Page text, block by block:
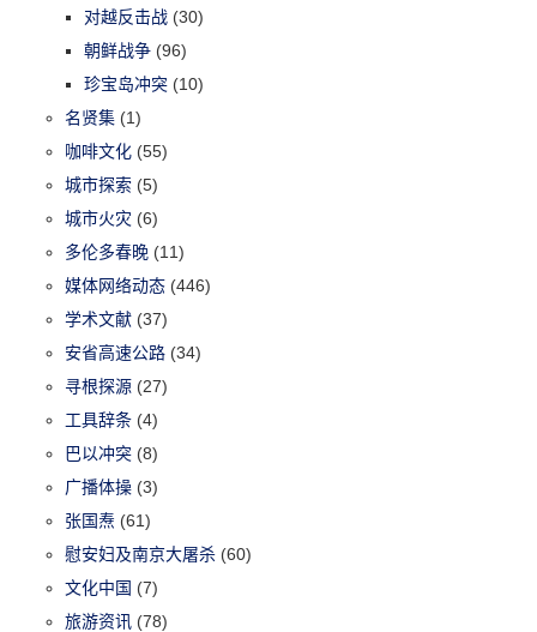
对越反击战 (30)
朝鲜战争 (96)
珍宝岛冲突 (10)
名贤集 (1)
咖啡文化 (55)
城市探索 (5)
城市火灾 (6)
多伦多春晚 (11)
媒体网络动态 (446)
学术文献 (37)
安省高速公路 (34)
寻根探源 (27)
工具辞条 (4)
巴以冲突 (8)
广播体操 (3)
张国焘 (61)
慰安妇及南京大屠杀 (60)
文化中国 (7)
旅游资讯 (78)